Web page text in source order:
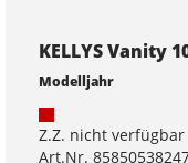
KELLYS Vanity
Modelljahr
Z.Z. nicht verfügbar
Art.Nr.